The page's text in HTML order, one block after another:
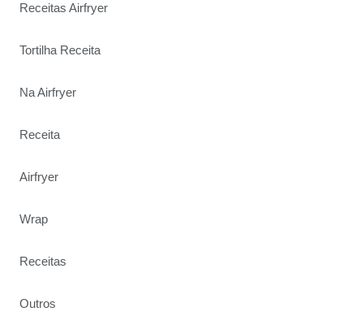
Receitas Airfryer
Tortilha Receita
Na Airfryer
Receita
Airfryer
Wrap
Receitas
Outros